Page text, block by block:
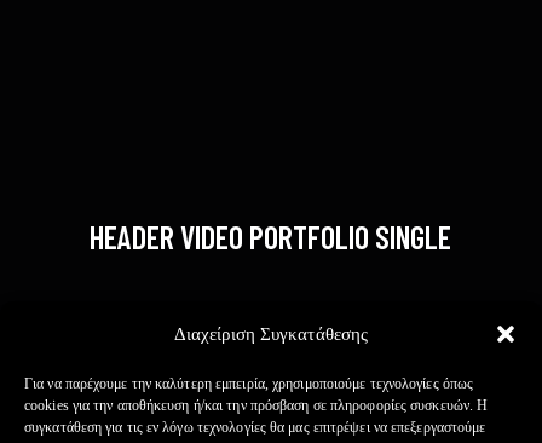
Διαχείριση Συγκατάθεσης
Για να παρέχουμε την καλύτερη εμπειρία, χρησιμοποιούμε τεχνολογίες όπως
cookies για την αποθήκευση ή/και την πρόσβαση σε πληροφορίες συσκευών. Η
συγκατάθεση για τις εν λόγω τεχνολογίες θα μας επιτρέψει να επεξεργαστούμε
HEADER VIDEO PORTFOLIO SINGLE